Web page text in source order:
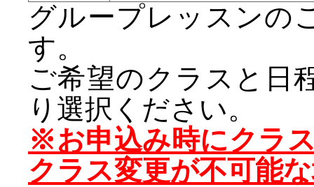
グループレッスンの
す。
ご希望のクラスと日
り選択ください。
※お申込み時にクラ
クラス変更が不可能